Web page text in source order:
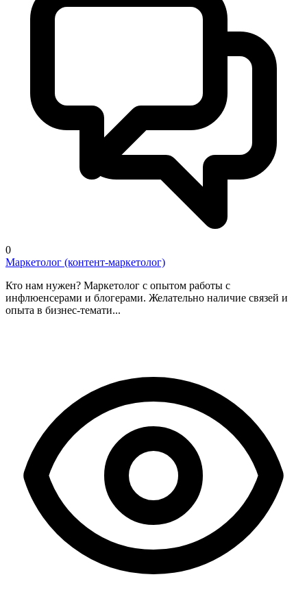
0
Маркетолог (контент-маркетолог)
Кто нам нужен? Маркетолог с опытом работы с
инфлюенсерами и блогерами. Желательно наличие связей и
опыта в бизнес-темати...